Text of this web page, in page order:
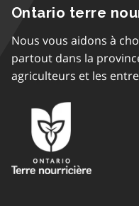
Ontario terre
Nous vous aidons à
partout dans la
agriculteurs et les